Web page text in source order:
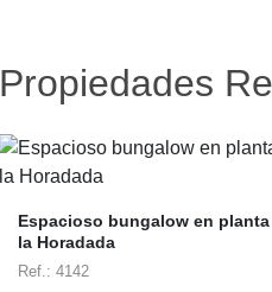
Propiedades
Espacioso bungalow en
la Horadada
Ref.: 4142